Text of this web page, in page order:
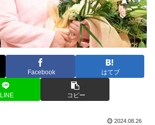
Facebook はてブ
LINE コピー
2024.08.26